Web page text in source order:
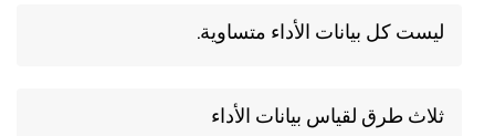
ليست كل بيانات الأداء متساوية.
ثلاث طرق لقياس بيانات الأداء